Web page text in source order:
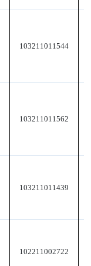
103211011544
103211011562
103211011439
102211002722